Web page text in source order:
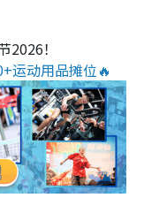
2026！
运动用品摊位🔥